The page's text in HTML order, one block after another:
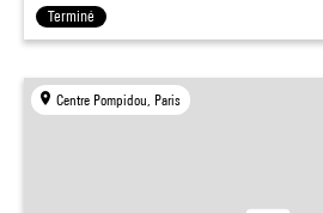
Terminé
Centre Pompidou, Paris